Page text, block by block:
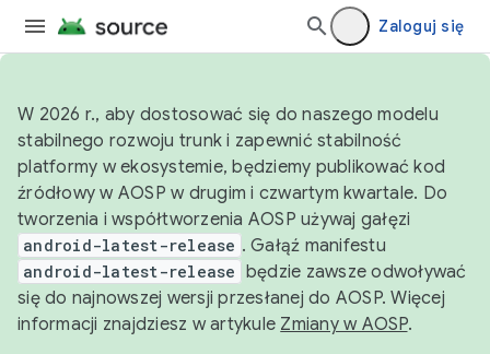
Zaloguj się
W 2026 r., aby dostosować się do naszego modelu
stabilnego rozwoju trunk i zapewnić stabilność
platformy w ekosystemie, będziemy publikować kod
źródłowy w AOSP w drugim i czwartym kwartale. Do
tworzenia i współtworzenia AOSP używaj gałęzi
android-latest-release . Gałąź manifestu
android-latest-release będzie zawsze odwoływać
się do najnowszej wersji przesłanej do AOSP. Więcej
informacji znajdziesz w artykule Zmiany w AOSP.